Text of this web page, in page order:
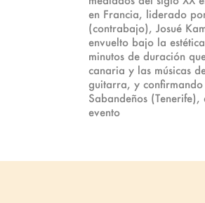
en Francia, liderado
(contrabajo), Josué
envuelto bajo la
minutos de duración
canaria y las músicas
guitarra, y confirmando
Sabandeños
evento